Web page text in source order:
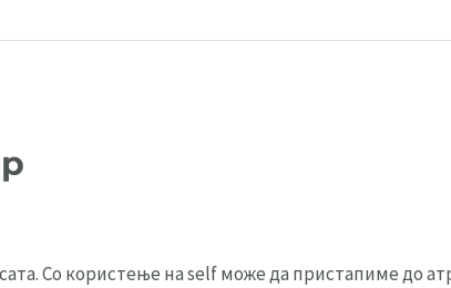
Со користење на self може да пристапиме до